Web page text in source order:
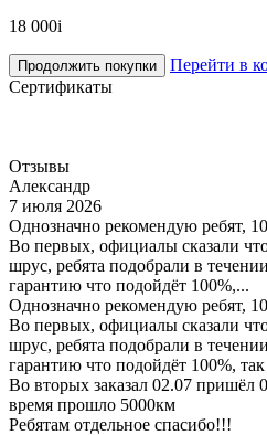
18 000i
Продолжить покупки
Перейти в
Сертификаты
Отзывы
Александр
7 июля 2026
Однозначно рекомендую ребят,
Во первых, официалы сказали
шрус, ребята подобрали в
гарантию что подойдёт 100%,...
Однозначно рекомендую ребят,
Во первых, официалы сказали
шрус, ребята подобрали в
гарантию что подойдёт 100%, так
Во вторых заказал 02.07 пришёл
время прошло 5000км
Ребятам отдельное спасибо!!!